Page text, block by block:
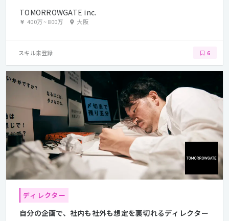
TOMORROWGATE inc.
400万~800万 大阪
スキル未登録 6
ディレクター
自分の企画で、社内も社外も想定を裏切れるディレクター